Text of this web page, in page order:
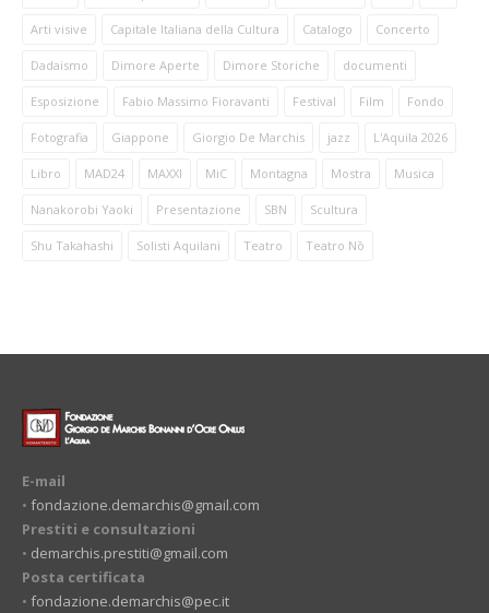
Arti visive Capitale Italiana della Cultura Catalogo Concerto
Dadaismo Dimore Aperte Dimore Storiche documenti
Esposizione Fabio Massimo Fioravanti Festival Film Fondo
Fotografia Giappone Giorgio De Marchis jazz L'Aquila 2026
Libro MAD24 MAXXI MiC Montagna Mostra Musica
Nanakorobi Yaoki Presentazione SBN Scultura
Shu Takahashi Solisti Aquilani Teatro Teatro Nō
E-mail
• fondazione.demarchis@gmail.com
Prestiti e consultazioni
• demarchis.prestiti@gmail.com
Posta certificata
• fondazione.demarchis@pec.it